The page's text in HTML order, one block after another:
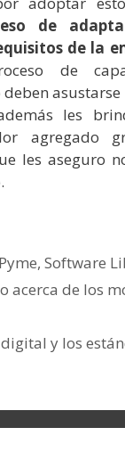
de
de la
de
asustarse
les
agregado
les aseguro
Pyme,Software
acerca de los
y los